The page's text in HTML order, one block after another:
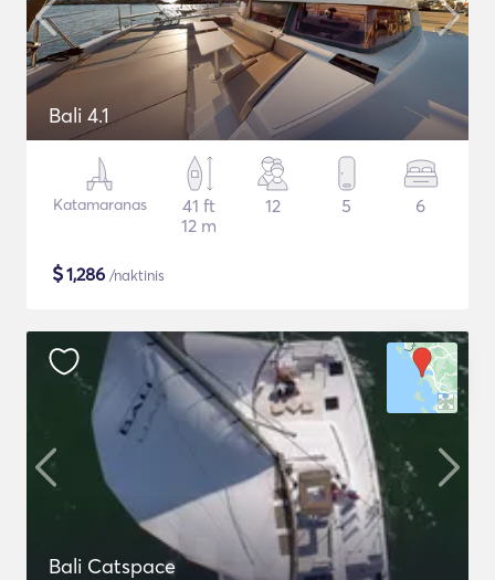
Bali 4.1
Katamaranas
41 ft
12 m
12 5 6
$1,286 /naktinis
Bali Catspace